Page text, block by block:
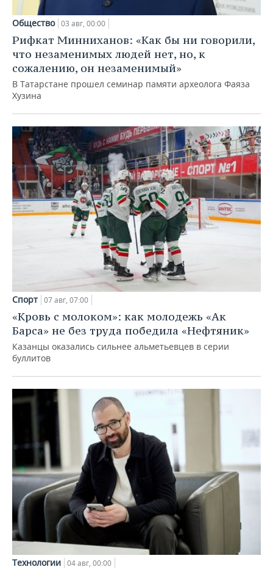
Общество 03 авг, 00:00
Рифкат Минниханов: «Как бы ни говорили,
что незаменимых людей нет, но, к
сожалению, он незаменимый»
В Татарстане прошел семинар памяти археолога Фаяза
Хузина
Спорт 07 авг, 07:00
«Кровь с молоком»: как молодежь «Ак
Барса» не без труда победила «Нефтяник»
Казанцы оказались сильнее альметьевцев в серии
буллитов
Технологии 04 авг, 00:00